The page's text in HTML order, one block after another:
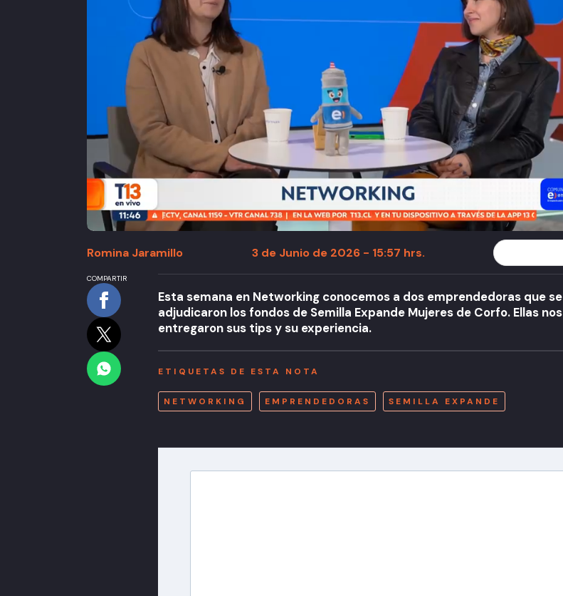
Romina Jaramillo 3 de Junio de 2026 - 15:57 hrs.
COMPARTIR
Esta semana en Networking conocemos a dos emprendedoras que se
adjudicaron los fondos de Semilla Expande Mujeres de Corfo. Ellas nos
entregaron sus tips y su experiencia.
ETIQUETAS DE ESTA NOTA
NETWORKING EMPRENDEDORAS SEMILLA EXPANDE